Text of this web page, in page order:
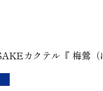
カクテル『 梅鶯（